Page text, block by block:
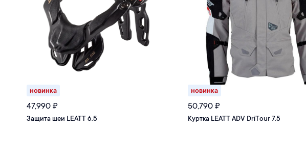
новинка
47,990 ₽
Защита шеи LEATT 6.5
новинка
50,790 ₽
Куртка LEATT ADV DriTour 7.5